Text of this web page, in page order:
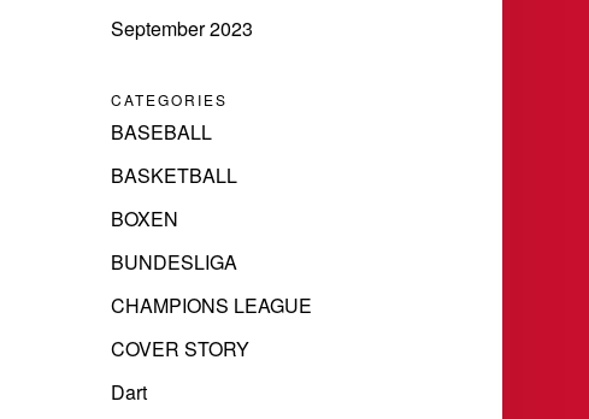
September 2023
CATEGORIES
BASEBALL
BASKETBALL
BOXEN
BUNDESLIGA
CHAMPIONS LEAGUE
COVER STORY
Dart